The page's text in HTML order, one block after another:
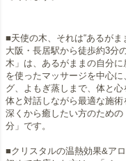
■天使の木、それは“あるがま
大阪・長居駅から徒歩約3分
木」は、あるがままの自分
を使ったマッサージを中心
グ、よもぎ蒸しまで、体と
体と対話しながら最適な施
深くから癒したい方のため
分」です。
■クリスタルの温熱効果&ア